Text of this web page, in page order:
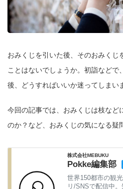
おみくじを引いた後、そのおみくじ
ことはないでしょうか。初詣などで
後、どうすればいいか迷ってしまい
今回の記事では、おみくじは枝など
のか？など、おみくじの気になる疑
株式会社MEBUKU
Pokke編集部
世界150都市の観
リ/SNSで配信中